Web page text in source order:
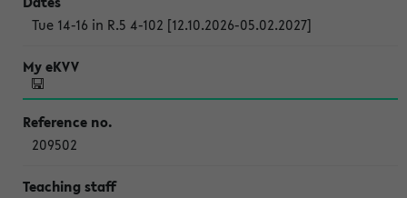
Tue 14-16 in R.5 4-102 [12.10.2026-05.02.2027]
209502